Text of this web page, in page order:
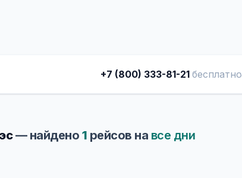
+7 (800) 333-81-21 бесплатно
— найдено 1 рейсов на все дни